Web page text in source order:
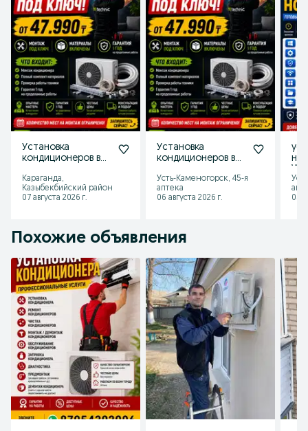
Установка
кондиционеров в
Караганда,
Казыбекбийский район
07 августа 2026 г.
Установка
кондиционеров в
Усть-Каменогорск, 45-я
аптека
06 августа 2026 г.
05
Похожие объявления